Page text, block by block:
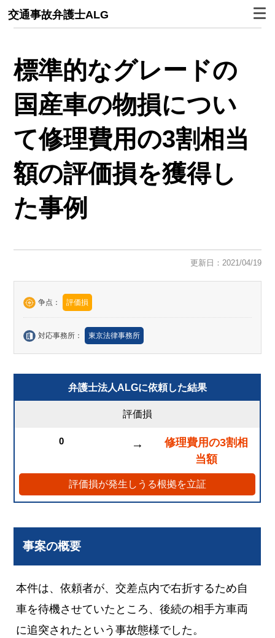
交通事故弁護士ALG
標準的なグレードの
国産車の物損につい
て修理費用の3割相当
額の評価損を獲得し
た事例
更新日：2021/04/19
争点： 評価損
対応事務所： 東京法律事務所
弁護士法人ALGに依頼した結果
評価損
0 →
修理費用の3割相
当額
評価損が発生しうる根拠を立証
事案の概要
本件は、依頼者が、交差点内で右折するため自
車を待機させていたところ、後続の相手方車両
に追突されたという事故態様でした。